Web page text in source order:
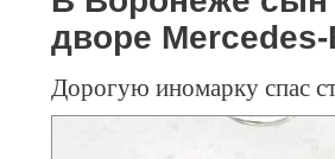
дворе Mercedes-
Дорогую иномарку спас